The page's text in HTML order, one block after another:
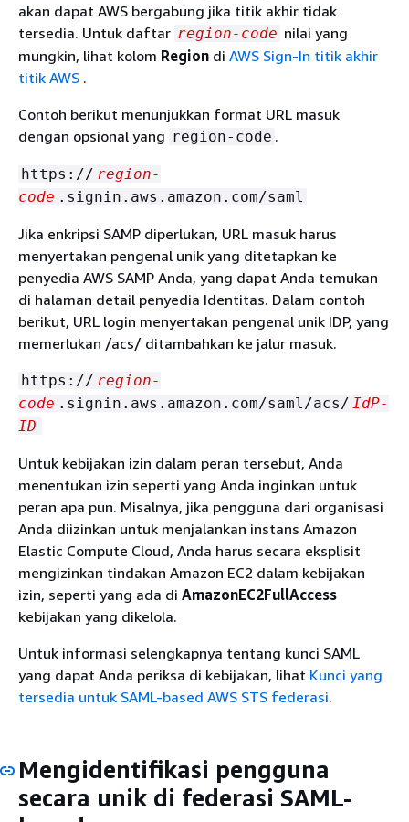
akan dapat AWS bergabung jika titik akhir tidak
tersedia. Untuk daftar region-code nilai yang
mungkin, lihat kolom Region di AWS Sign-In titik akhir
titik AWS .
Contoh berikut menunjukkan format URL masuk
dengan opsional yang region-code .
https:// region-
code .signin.aws.amazon.com/saml
Jika enkripsi SAMP diperlukan, URL masuk harus
menyertakan pengenal unik yang ditetapkan ke
penyedia AWS SAMP Anda, yang dapat Anda temukan
di halaman detail penyedia Identitas. Dalam contoh
berikut, URL login menyertakan pengenal unik IDP, yang
memerlukan /acs/ ditambahkan ke jalur masuk.
https:// region-
code .signin.aws.amazon.com/saml/acs/ IdP-
ID
Untuk kebijakan izin dalam peran tersebut, Anda
menentukan izin seperti yang Anda inginkan untuk
peran apa pun. Misalnya, jika pengguna dari organisasi
Anda diizinkan untuk menjalankan instans Amazon
Elastic Compute Cloud, Anda harus secara eksplisit
mengizinkan tindakan Amazon EC2 dalam kebijakan
izin, seperti yang ada di AmazonEC2FullAccess
kebijakan yang dikelola.
Untuk informasi selengkapnya tentang kunci SAML
yang dapat Anda periksa di kebijakan, lihat Kunci yang
tersedia untuk SAML-based AWS STS federasi.
Mengidentifikasi pengguna
secara unik di federasi SAML-